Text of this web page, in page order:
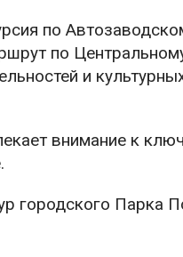
по
по
и
внимание к
городского Парка